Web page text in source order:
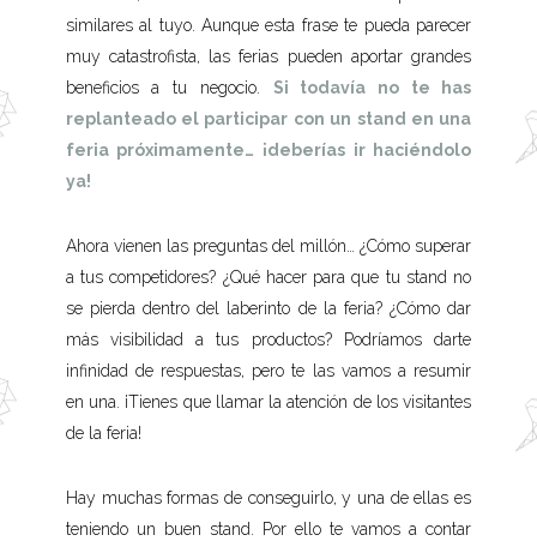
similares al tuyo. Aunque esta frase te pueda parecer
muy catastrofista, las ferias pueden aportar grandes
beneficios a tu negocio. Si todavía no te has
replanteado el participar con un stand en una
feria próximamente… ¡deberías ir haciéndolo
ya!
Ahora vienen las preguntas del millón… ¿Cómo superar
a tus competidores? ¿Qué hacer para que tu stand no
se pierda dentro del laberinto de la feria? ¿Cómo dar
más visibilidad a tus productos? Podríamos darte
infinidad de respuestas, pero te las vamos a resumir
en una. ¡Tienes que llamar la atención de los visitantes
de la feria!
Hay muchas formas de conseguirlo, y una de ellas es
teniendo un buen stand. Por ello te vamos a contar